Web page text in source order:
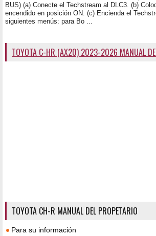
BUS) (a) Conecte el Techstream al DLC3. (b)
encendido en posición ON. (c) Encienda el
siguientes menús: para Bo ...
TOYOTA C-HR (AX20) 2023-2026 MANUAL
TOYOTA CH-R MANUAL DEL PROPETARIO
Para su información